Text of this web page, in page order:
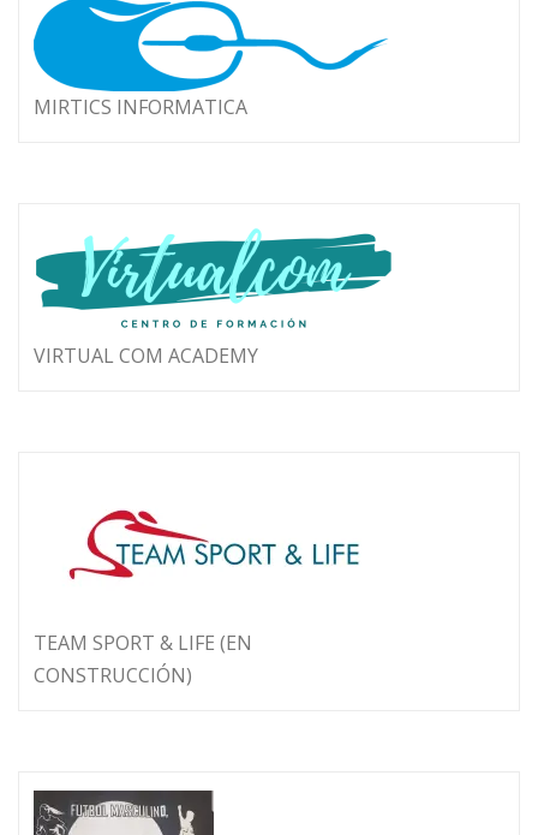
MIRTICS INFORMATICA
VIRTUAL COM ACADEMY
TEAM SPORT & LIFE (EN
CONSTRUCCIÓN)